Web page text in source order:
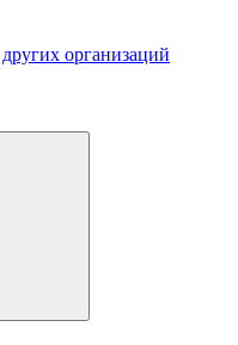
организаций